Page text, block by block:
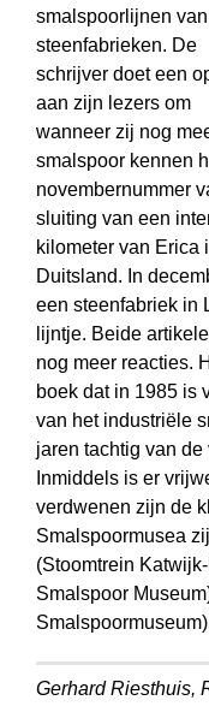
smalspoorlijnen
steenfabrieken. De
schrijver doet een
aan zijn lezers om
wanneer zij nog
smalspoor kennen
novembernummer
sluiting van een
kilometer van Erica
Duitsland. In
een steenfabriek in
lijntje. Beide
nog meer reacties.
boek dat in 1985 is
van het industriële
jaren tachtig van
Inmiddels is er
verdwenen zijn de
Smalspoormusea
(Stoomtrein
Smalspoor
Gerhard Riesthuis,